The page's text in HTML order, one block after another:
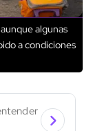
algunas
a condiciones